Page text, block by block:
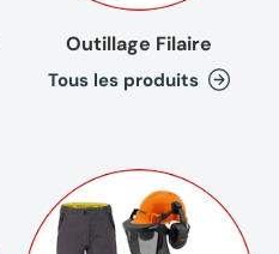
Outillage Filaire
Tous les produits